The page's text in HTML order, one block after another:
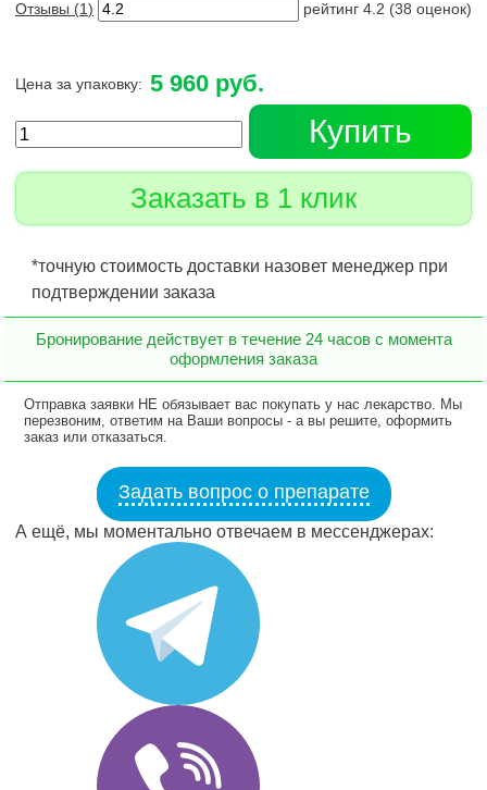
Отзывы (1) рейтинг 4.2 (38 оценок)
Цена за упаковку: 5 960 руб.
Купить
Заказать в 1 клик
*точную стоимость доставки назовет менеджер при
подтверждении заказа
Бронирование действует в течение 24 часов с момента
оформления заказа
Отправка заявки НЕ обязывает вас покупать у нас лекарство. Мы
перезвоним, ответим на Ваши вопросы - а вы решите, оформить
заказ или отказаться.
Задать вопрос о препарате
А ещё, мы моментально отвечаем в мессенджерах: